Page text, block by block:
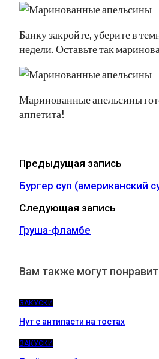
Банку закройте, уберите в
недели. Оставьте так
Маринованные апельсины
аппетита!
Предыдущая запись
Бургер суп (американский
Следующая запись
Груша-фламбе
Вам также могут
ЗАКУСКИ
Нут с антипасти на тостах
ЗАКУСКИ